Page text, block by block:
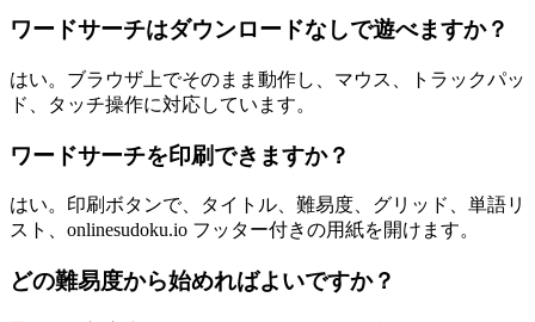
ワードサーチはダウンロードなしで遊べますか？
はい。ブラウザ上でそのまま動作し、マウス、トラックパッ
ド、タッチ操作に対応しています。
ワードサーチを印刷できますか？
はい。印刷ボタンで、タイトル、難易度、グリッド、単語リ
スト、onlinesudoku.io フッター付きの用紙を開けます。
どの難易度から始めればよいですか？